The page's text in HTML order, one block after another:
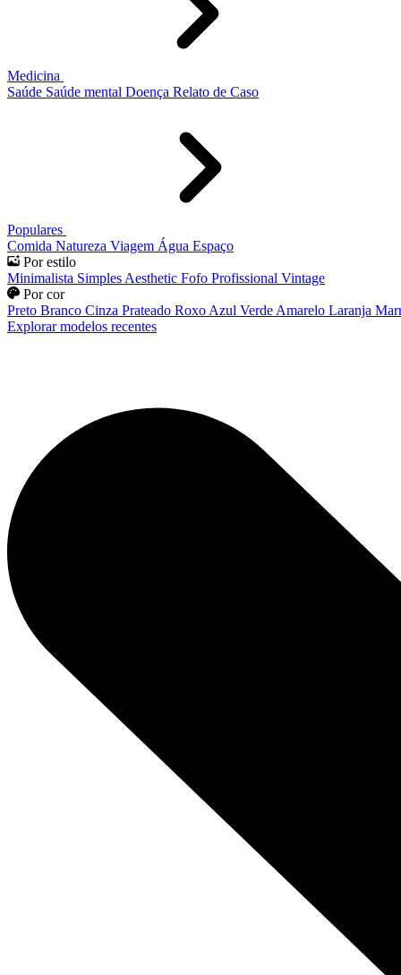
Medicina
Saúde Saúde mental Doença Relato de Caso
Populares
Comida Natureza Viagem Água Espaço
Por estilo
Minimalista Simples Aesthetic Fofo Profissional Vintage
Por cor
Preto Branco Cinza Prateado Roxo Azul Verde Amarelo Laranja
Explorar modelos recentes